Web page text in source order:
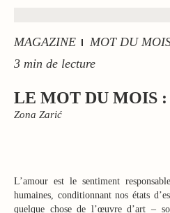
MAGAZINE MOT DU
3 min de lecture
LE MOT DU MOIS
Zona Zarić
L’amour est le sentiment
humaines, conditionnant nos états
quelque chose de l’œuvre d’art –